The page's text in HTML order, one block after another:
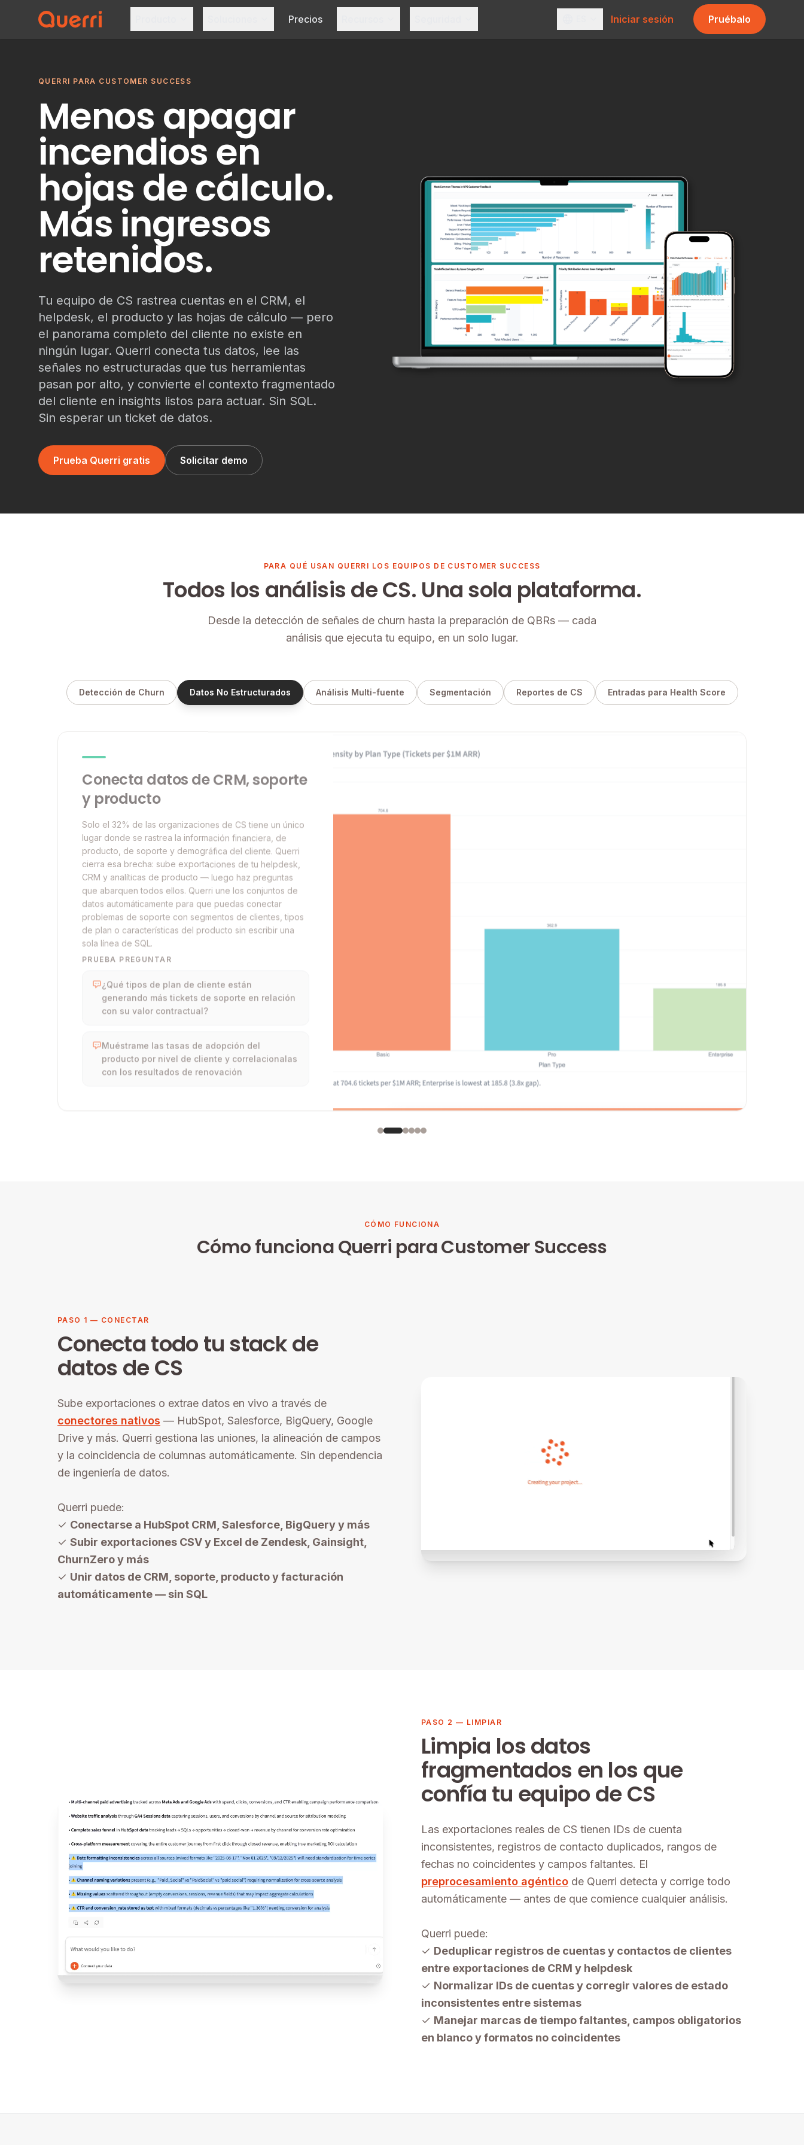
Precios Iniciar sesión Pruébalo
QUERRI PARA CUSTOMER SUCCESS
Menos apagar
incendios en
hojas de cálculo.
Más ingresos
retenidos.
Tu equipo de CS rastrea cuentas en el CRM, el
helpdesk, el producto y las hojas de cálculo — pero
el panorama completo del cliente no existe en
ningún lugar. Querri conecta tus datos, lee las
señales no estructuradas que tus herramientas
pasan por alto, y convierte el contexto fragmentado
del cliente en insights listos para actuar. Sin SQL.
Sin esperar un ticket de datos.
Prueba Querri gratis Solicitar demo
PARA QUÉ USAN QUERRI LOS EQUIPOS DE CUSTOMER SUCCESS
Todos los análisis de CS. Una sola plataforma.
Desde la detección de señales de churn hasta la preparación de QBRs — cada
análisis que ejecuta tu equipo, en un solo lugar.
Detección de Churn Datos No Estructurados Análisis Multi-fuente Segmentación Reportes de CS Entradas para Health Score
Conecta datos de CRM, soporte
y producto
Solo el 32% de las organizaciones de CS tiene un único
lugar donde se rastrea la información financiera, de
producto, de soporte y demográfica del cliente. Querri
cierra esa brecha: sube exportaciones de tu helpdesk,
CRM y analíticas de producto — luego haz preguntas
que abarquen todos ellos. Querri une los conjuntos de
datos automáticamente para que puedas conectar
problemas de soporte con segmentos de clientes, tipos
de plan o características del producto sin escribir una
sola línea de SQL.
PRUEBA PREGUNTAR
¿Qué tipos de plan de cliente están
generando más tickets de soporte en relación
con su valor contractual?
Muéstrame las tasas de adopción del
producto por nivel de cliente y correlacionalas
con los resultados de renovación
CÓMO FUNCIONA
Cómo funciona Querri para Customer Success
PASO 1 — CONECTAR
Conecta todo tu stack de
datos de CS
Sube exportaciones o extrae datos en vivo a través de
conectores nativos — HubSpot, Salesforce, BigQuery, Google
Drive y más. Querri gestiona las uniones, la alineación de campos
y la coincidencia de columnas automáticamente. Sin dependencia
de ingeniería de datos.
Querri puede:
✓ Conectarse a HubSpot CRM, Salesforce, BigQuery y más
✓ Subir exportaciones CSV y Excel de Zendesk, Gainsight,
ChurnZero y más
✓ Unir datos de CRM, soporte, producto y facturación
automáticamente — sin SQL
PASO 2 — LIMPIAR
Limpia los datos
fragmentados en los que
confía tu equipo de CS
Las exportaciones reales de CS tienen IDs de cuenta
inconsistentes, registros de contacto duplicados, rangos de
fechas no coincidentes y campos faltantes. El
preprocesamiento agéntico de Querri detecta y corrige todo
automáticamente — antes de que comience cualquier análisis.
Querri puede:
✓ Deduplicar registros de cuentas y contactos de clientes
entre exportaciones de CRM y helpdesk
✓ Normalizar IDs de cuentas y corregir valores de estado
inconsistentes entre sistemas
✓ Manejar marcas de tiempo faltantes, campos obligatorios
en blanco y formatos no coincidentes